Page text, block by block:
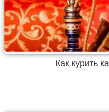
Как курить